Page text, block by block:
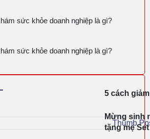
sức khỏe doanh nghiệp là gì?
sức khỏe doanh nghiệp là gì?
5 cách
Mừng sinh
tặng mẹ